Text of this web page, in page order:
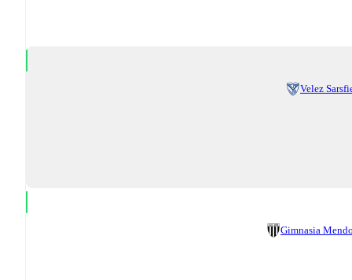
Velez
Gimnasia